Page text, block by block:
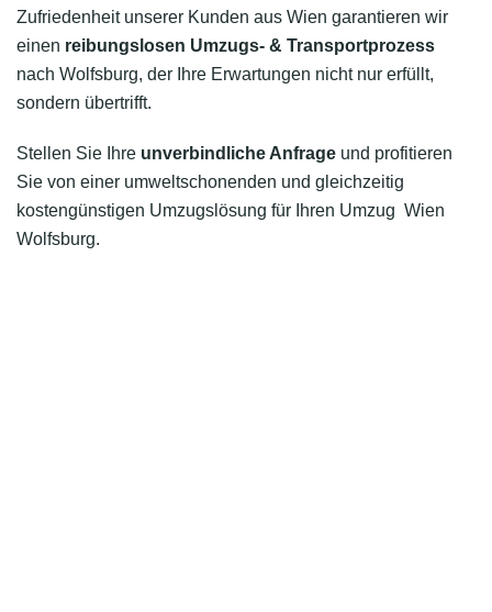
Zufriedenheit unserer Kunden aus Wien garantieren wir
einen reibungslosen Umzugs- & Transportprozess
nach Wolfsburg, der Ihre Erwartungen nicht nur erfüllt,
sondern übertrifft.
Stellen Sie Ihre unverbindliche Anfrage und profitieren
Sie von einer umweltschonenden und gleichzeitig
kostengünstigen Umzugslösung für Ihren Umzug Wien
Wolfsburg.